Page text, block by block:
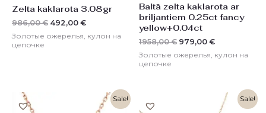
Zelta kaklarota 3.08gr
986,00€ 492,00 €
Золотые ожерелья, кулон на
цепочке
Baltā zelta kaklarota ar
briljantiem 0.25ct fancy
yellow+0.04ct
1958,00€ 979,00 €
Золотые ожерелья, кулон на
цепочке
Sale!
Первоначальная
Текущая
цена:
Sale!
Первоначальная
Текущая
цена: